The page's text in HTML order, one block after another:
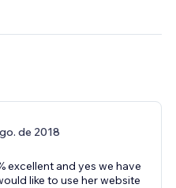
de 2018
excellent and yes we have
like to use her website